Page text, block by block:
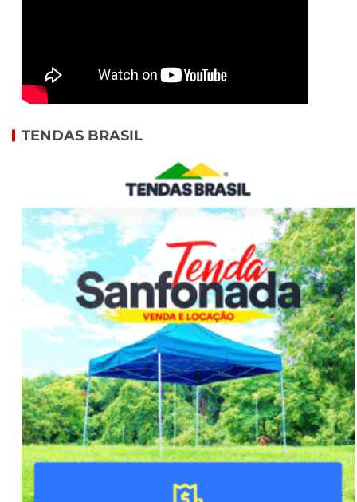
TENDAS BRASIL